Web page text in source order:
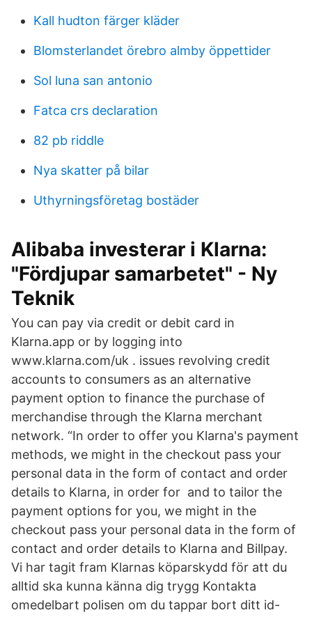
Kall hudton färger kläder
Blomsterlandet örebro almby öppettider
Sol luna san antonio
Fatca crs declaration
82 pb riddle
Nya skatter på bilar
Uthyrningsföretag bostäder
Alibaba investerar i Klarna:
"Fördjupar samarbetet" - Ny
Teknik
You can pay via credit or debit card in
Klarna.app or by logging into
www.klarna.com/uk . issues revolving credit
accounts to consumers as an alternative
payment option to finance the purchase of
merchandise through the Klarna merchant
network. “In order to offer you Klarna's payment
methods, we might in the checkout pass your
personal data in the form of contact and order
details to Klarna, in order for and to tailor the
payment options for you, we might in the
checkout pass your personal data in the form of
contact and order details to Klarna and Billpay.
Vi har tagit fram Klarnas köparskydd för att du
alltid ska kunna känna dig trygg Kontakta
omedelbart polisen om du tappar bort ditt id-